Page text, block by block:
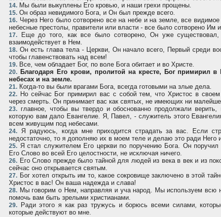
14. Мы были выкуплены Его кровью, и наши грехи прощены.
15. Он образ невидимого Бога, и Он был прежде всего.
16. Через Него было сотворено все на небе и на земле, все
небесные престолы, правители или власти - все было сотворено Им
17. Еще до того, как все было сотворено, Он уже
взаимодействует в Нем.
18. Он есть глава тела - Церкви, Он начало всего, Первый среди
чтобы главенствовать над всем!
19. Все, чем обладает Бог, по воле Бога обитает и во Христе.
20. Благодаря Его крови, пролитой на кресте, Бог примирил
небесах и на земле.
21. Когда-то вы были врагами Бога, всегда готовыми на злые дела.
22. Но сейчас Бог примирил вас с собой тем, что Христос в
через смерть. Он принимает вас как святых, не имеющих ни
23. главное, чтобы вы твердо и обоснованно продолжали
которую вам дало Евангелие. Я, Павел, - служитель этого
всем живущим под небесами.
24. Я радуюсь, когда мне приходится страдать за вас. Если
недостаточно, то я дополняю их в моем теле и делаю это ради Него
25. Я стал служителем Его церкви по поручению Бога. Он поручил
Его Слово во всей Его целостности, не исключая ничего.
26. Его Слово прежде было тайной для людей из века в век и из
сейчас оно открывается святым.
27. Бог хотел открыть им то, какое сокровище заключено в этой
Христос в вас! Он ваша надежда и слава!
28. Мы говорим о Нем, направляя и уча народ. Мы используем всю
помочь вам быть зрелыми христианами.
29. Ради этого я как раз тружусь и борюсь всеми силами,
которые действуют во мне.